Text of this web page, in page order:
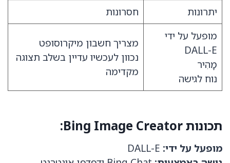
יתרונות
חסרונות
מופעל על ידי
DALL-E
מָהִיר
נוח לגישה
מצריך חשבון מיקרוסופט
נכוון לעכשיו עדיין בשלב תצוגה
מקדימה
תכונות Bing Image Creator:
מופעל על ידי: